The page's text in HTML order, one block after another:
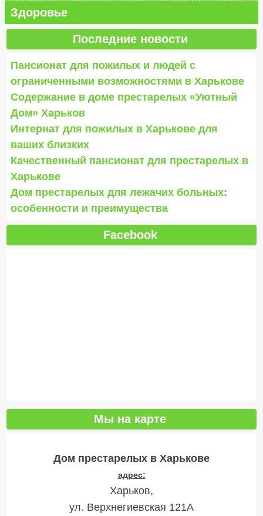
Здоровье
Последние новости
Пансионат для пожилых и людей с
ограниченными возможностями в Харькове
Содержание в доме престарелых «Уютный
Дом» Харьков
Интернат для пожилых в Харькове для
ваших близких
Качественный пансионат для престарелых в
Харькове
Дом престарелых для лежачих больных:
особенности и преимущества
Facebook
Мы на карте
Дом престарелых в Харькове
адрес:
Харьков,
ул. Верхнегиевская 121А